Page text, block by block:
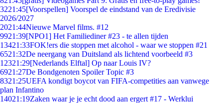
3221:45[Voorspellen] Voorspel de eindstand van de Eredivisie
2026/2027
2021:44Nieuwe Marvel films. #12
9921:39[NPO1] Het Familiediner #23 - te allen tijden
13421:33FOK!ers die stoppen met alcohol - waar we stoppen #21
6521:32De neergang van Duitsland als lichtend voorbeeld #3
12321:29[Nederlands Elftal] Op naar Louis IV?
6921:27De Bondgenoten Spoiler Topic #3
8321:25UEFA kondigt boycot van FIFA-competities aan vanwege
plan Infantino
14021:19Zaken waar je je echt dood aan ergert #17 - Werklui